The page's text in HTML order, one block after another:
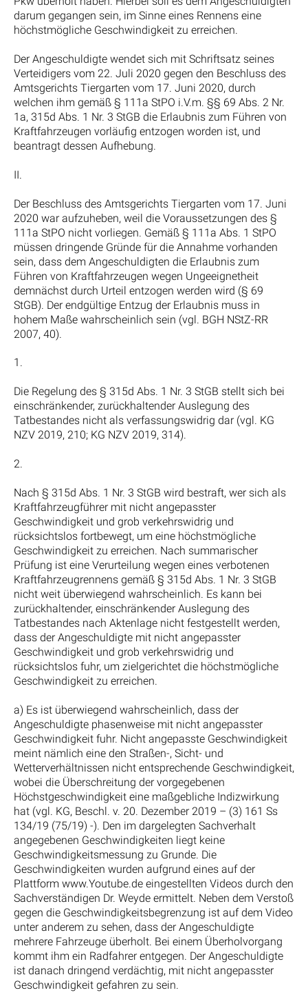
darum gegangen sein, im Sinne eines Rennens eine
höchstmögliche Geschwindigkeit zu erreichen.
Der Angeschuldigte wendet sich mit Schriftsatz seines
Verteidigers vom 22. Juli 2020 gegen den Beschluss des
Amtsgerichts Tiergarten vom 17. Juni 2020, durch
welchen ihm gemäß § 111a StPO i.V.m. §§ 69 Abs. 2 Nr.
1a, 315d Abs. 1 Nr. 3 StGB die Erlaubnis zum Führen von
Kraftfahrzeugen vorläufig entzogen worden ist, und
beantragt dessen Aufhebung.
II.
Der Beschluss des Amtsgerichts Tiergarten vom 17. Juni
2020 war aufzuheben, weil die Voraussetzungen des §
111a StPO nicht vorliegen. Gemäß § 111a Abs. 1 StPO
müssen dringende Gründe für die Annahme vorhanden
sein, dass dem Angeschuldigten die Erlaubnis zum
Führen von Kraftfahrzeugen wegen Ungeeignetheit
demnächst durch Urteil entzogen werden wird (§ 69
StGB). Der endgültige Entzug der Erlaubnis muss in
hohem Maße wahrscheinlich sein (vgl. BGH NStZ-RR
2007, 40).
1.
Die Regelung des § 315d Abs. 1 Nr. 3 StGB stellt sich bei
einschränkender, zurückhaltender Auslegung des
Tatbestandes nicht als verfassungswidrig dar (vgl. KG
NZV 2019, 210; KG NZV 2019, 314).
2.
Nach § 315d Abs. 1 Nr. 3 StGB wird bestraft, wer sich als
Kraftfahrzeugführer mit nicht angepasster
Geschwindigkeit und grob verkehrswidrig und
rücksichtslos fortbewegt, um eine höchstmögliche
Geschwindigkeit zu erreichen. Nach summarischer
Prüfung ist eine Verurteilung wegen eines verbotenen
Kraftfahrzeugrennens gemäß § 315d Abs. 1 Nr. 3 StGB
nicht weit überwiegend wahrscheinlich. Es kann bei
zurückhaltender, einschränkender Auslegung des
Tatbestandes nach Aktenlage nicht festgestellt werden,
dass der Angeschuldigte mit nicht angepasster
Geschwindigkeit und grob verkehrswidrig und
rücksichtslos fuhr, um zielgerichtet die höchstmögliche
Geschwindigkeit zu erreichen.
a) Es ist überwiegend wahrscheinlich, dass der
Angeschuldigte phasenweise mit nicht angepasster
Geschwindigkeit fuhr. Nicht angepasste Geschwindigkeit
meint nämlich eine den Straßen-, Sicht- und
Wetterverhältnissen nicht entsprechende Geschwindigkeit,
wobei die Überschreitung der vorgegebenen
Höchstgeschwindigkeit eine maßgebliche Indizwirkung
hat (vgl. KG, Beschl. v. 20. Dezember 2019 – (3) 161 Ss
134/19 (75/19) -). Den im dargelegten Sachverhalt
angegebenen Geschwindigkeiten liegt keine
Geschwindigkeitsmessung zu Grunde. Die
Geschwindigkeiten wurden aufgrund eines auf der
Plattform www.Youtube.de eingestellten Videos durch den
Sachverständigen Dr. Weyde ermittelt. Neben dem Verstoß
gegen die Geschwindigkeitsbegrenzung ist auf dem Video
unter anderem zu sehen, dass der Angeschuldigte
mehrere Fahrzeuge überholt. Bei einem Überholvorgang
kommt ihm ein Radfahrer entgegen. Der Angeschuldigte
ist danach dringend verdächtig, mit nicht angepasster
Geschwindigkeit gefahren zu sein.